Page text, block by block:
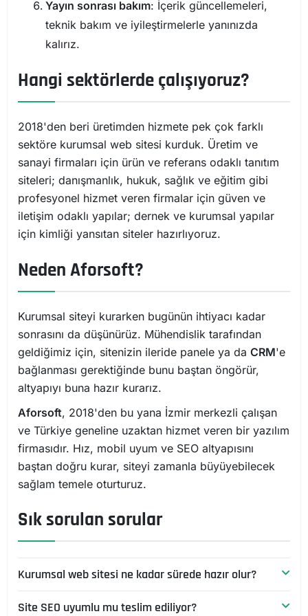
Yayın sonrası bakım: İçerik güncellemeleri,
teknik bakım ve iyileştirmelerle yanınızda
kalırız.
Hangi sektörlerde çalışıyoruz?
2018'den beri üretimden hizmete pek çok farklı
sektöre kurumsal web sitesi kurduk. Üretim ve
sanayi firmaları için ürün ve referans odaklı tanıtım
siteleri; danışmanlık, hukuk, sağlık ve eğitim gibi
profesyonel hizmet veren firmalar için güven ve
iletişim odaklı yapılar; dernek ve kurumsal yapılar
için kimliği yansıtan siteler hazırlıyoruz.
Neden Aforsoft?
Kurumsal siteyi kurarken bugünün ihtiyacı kadar
sonrasını da düşünürüz. Mühendislik tarafından
geldiğimiz için, sitenizin ileride panele ya da CRM'e
bağlanması gerektiğinde bunu baştan öngörür,
altyapıyı buna hazır kurarız.
Aforsoft, 2018'den bu yana İzmir merkezli çalışan
ve Türkiye geneline uzaktan hizmet veren bir yazılım
firmasıdır. Hız, mobil uyum ve SEO altyapısını
baştan doğru kurar, siteyi zamanla büyüyebilecek
sağlam temele oturturuz.
Sık sorulan sorular
Kurumsal web sitesi ne kadar sürede hazır olur?
Süre, sayfa sayısına, içeriğin hazır olup olmamasına
Site SEO uyumlu mu teslim ediliyor?